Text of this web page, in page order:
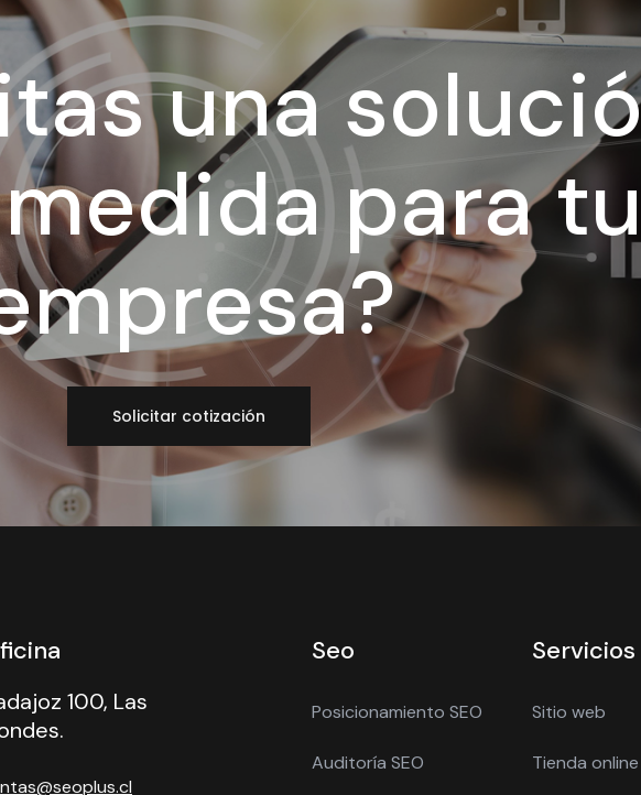
una
para tu
Solicitar cotización
100, Las
Seo
Posicionamiento SEO
Auditoría SEO
Sitio web
Tienda online